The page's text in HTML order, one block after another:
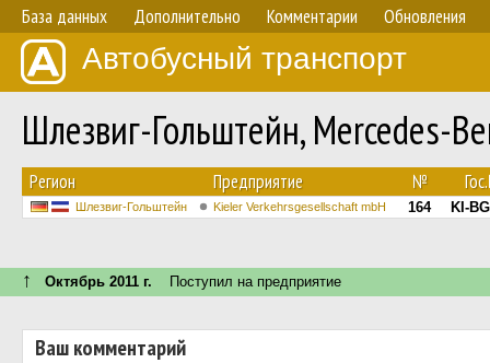
База данных Дополнительно Комментарии Обновления
Автобусный транспорт
Шлезвиг-Гольштейн, Mercedes-
Регион Предприятие №
Шлезвиг-Гольштейн Kieler Verkehrsgesellschaft mbH 164 KI-
↑ Октябрь 2011 г. Поступил на предприятие
Ваш комментарий